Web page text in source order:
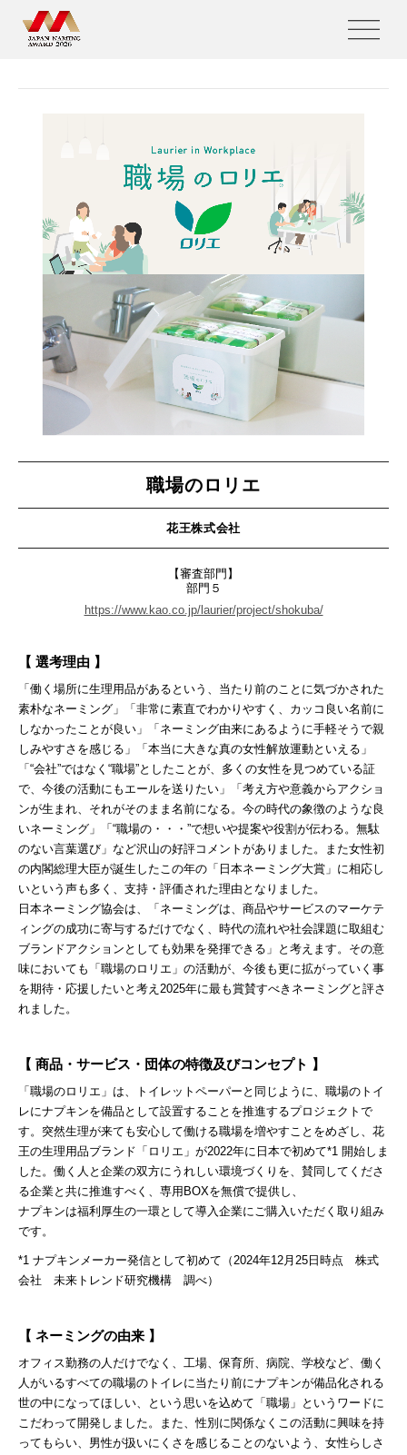
職場のロリエ
花王株式会社
【審査部門】
部門５
https://www.kao.co.jp/laurier/project/shokuba/
【 選考理由 】
「働く場所に生理用品があるという、当たり前のことに気づかされた
素朴なネーミング」「非常に素直でわかりやすく、カッコ良い名前に
しなかったことが良い」「ネーミング由来にあるように手軽そうで親
しみやすさを感じる」「本当に大きな真の女性解放運動といえる」
「“会社”ではなく“職場”としたことが、多くの女性を見つめている証
で、今後の活動にもエールを送りたい」「考え方や意義からアクショ
ンが生まれ、それがそのまま名前になる。今の時代の象徴のような良
いネーミング」「“職場の・・・”で想いや提案や役割が伝わる。無駄
のない言葉選び」など沢山の好評コメントがありました。また女性初
の内閣総理大臣が誕生したこの年の「日本ネーミング大賞」に相応し
いという声も多く、支持・評価された理由となりました。
日本ネーミング協会は、「ネーミングは、商品やサービスのマーケテ
ィングの成功に寄与するだけでなく、時代の流れや社会課題に取組む
ブランドアクションとしても効果を発揮できる」と考えます。その意
味においても「職場のロリエ」の活動が、今後も更に拡がっていく事
を期待・応援したいと考え2025年に最も賞賛すべきネーミングと評さ
れました。
【 商品・サービス・団体の特徴及びコンセプト 】
「職場のロリエ」は、トイレットペーパーと同じように、職場のトイ
レにナプキンを備品として設置することを推進するプロジェクトで
す。突然生理が来ても安心して働ける職場を増やすことをめざし、花
王の生理用品ブランド「ロリエ」が2022年に日本で初めて*1 開始しま
した。働く人と企業の双方にうれしい環境づくりを、賛同してくださ
る企業と共に推進すべく、専用BOXを無償で提供し、
ナプキンは福利厚生の一環として導入企業にご購入いただく取り組み
です。
*1 ナプキンメーカー発信として初めて（2024年12月25日時点 株式
会社 未来トレンド研究機構 調べ）
【 ネーミングの由来 】
オフィス勤務の人だけでなく、工場、保育所、病院、学校など、働く
人がいるすべての職場のトイレに当たり前にナプキンが備品化される
世の中になってほしい、という思いを込めて「職場」というワードに
こだわって開発しました。また、性別に関係なくこの活動に興味を持
ってもらい、男性が扱いにくさを感じることのないよう、女性らしさ